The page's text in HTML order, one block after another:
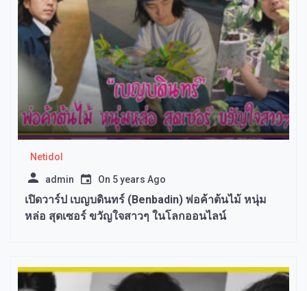
Netidol
admin On 5 years Ago
เปิดวาร์ป เบญบดินทร์ (Benbadin) พ่อค้าต้นไม้ หนุ่ม
หล่อ สุดเซอร์ ขวัญใจสาวๆ ในโลกออนไลน์